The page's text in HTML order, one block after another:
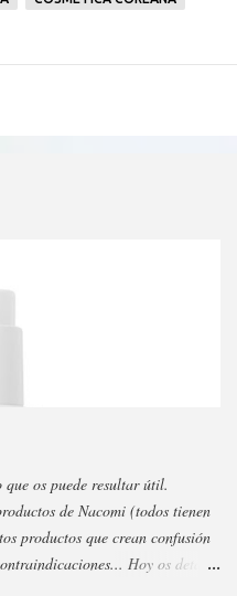
os puede resultar útil.
de Nacomi (todos tienen
productos que crean confusión
Hoy os detallo